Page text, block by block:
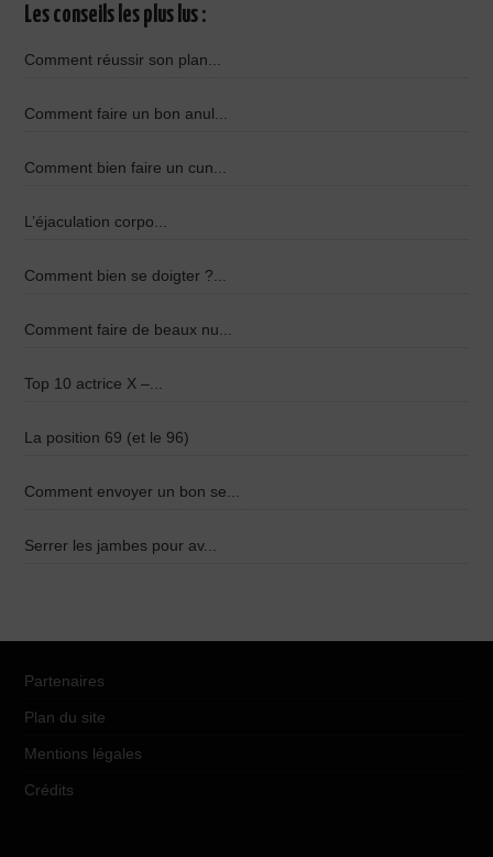
Les conseils les plus lus :
Comment réussir son plan...
Comment faire un bon anul...
Comment bien faire un cun...
L’éjaculation corpo...
Comment bien se doigter ?...
Comment faire de beaux nu...
Top 10 actrice X –...
La position 69 (et le 96)
Comment envoyer un bon se...
Serrer les jambes pour av...
Partenaires
Plan du site
Mentions légales
Crédits